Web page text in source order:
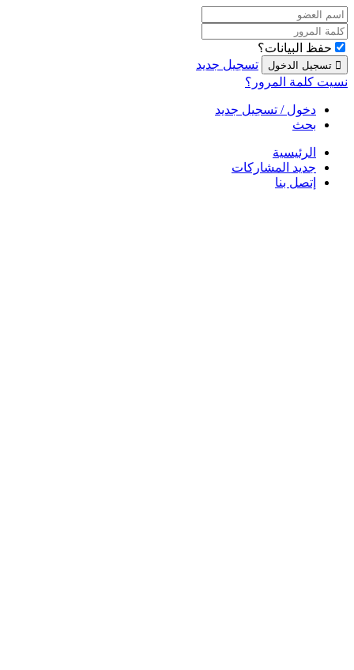
حفظ البيانات؟
تسجيل جديد
نسيت كلمة المرور؟
دخول / تسجيل جديد
بحث
الرئيسية
جديد المشاركات
إتصل بنا